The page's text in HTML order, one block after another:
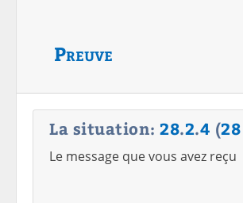
Preuve
La situation: 28.2.4 (28
Le message que vous avez reçu